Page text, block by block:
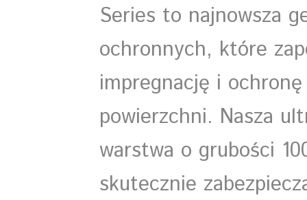
Series to najnowsza
ochronnych, które
impregnację i
powierzchni. Nasza
warstwa o grubości
skutecznie